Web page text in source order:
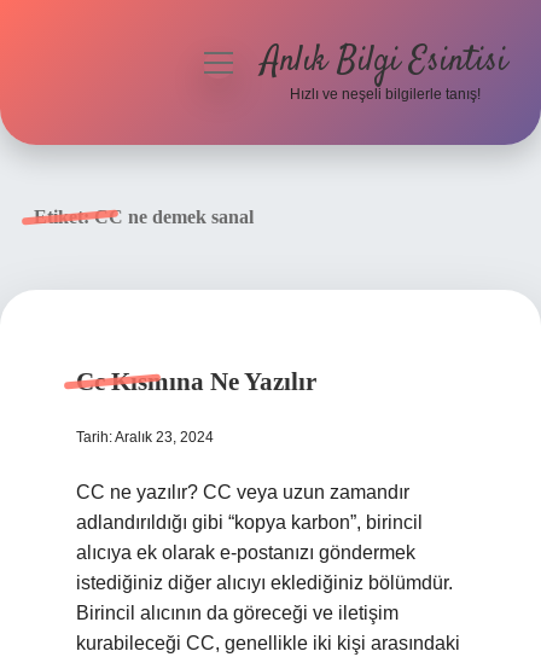
menüyüAnlık Bilgi Esintisi
Hızlı ve neşeli bilgilerle tanış!
Etiket:CC ne demek sanal
Cc Kısmına Ne Yazılır
Tarih: Aralık 23, 2024
CC ne yazılır? CC veya uzun zamandır
adlandırıldığı gibi “kopya karbon”, birincil
alıcıya ek olarak e-postanızı göndermek
istediğiniz diğer alıcıyı eklediğiniz bölümdür.
Birincil alıcının da göreceği ve iletişim
kurabileceği CC, genellikle iki kişi arasındaki